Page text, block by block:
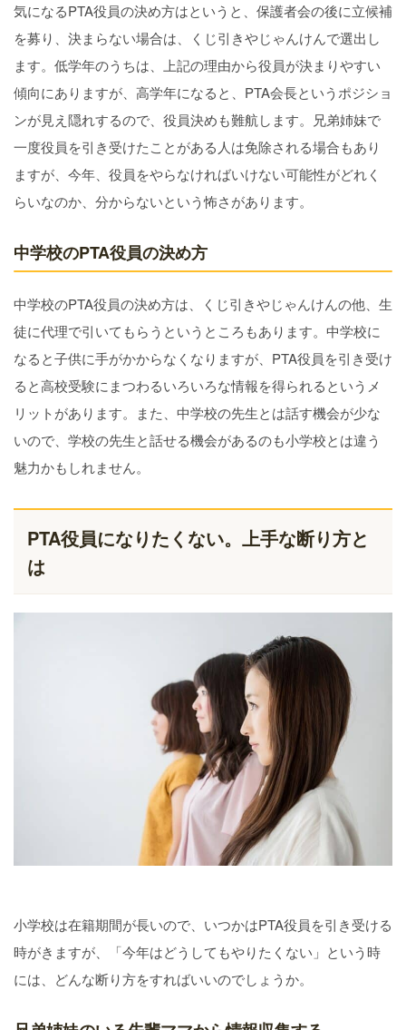
気になるPTA役員の決め方はというと、保護者会の後に立候補
を募り、決まらない場合は、くじ引きやじゃんけんで選出し
ます。低学年のうちは、上記の理由から役員が決まりやすい
傾向にありますが、高学年になると、PTA会長というポジショ
ンが見え隠れするので、役員決めも難航します。兄弟姉妹で
一度役員を引き受けたことがある人は免除される場合もあり
ますが、今年、役員をやらなければいけない可能性がどれく
らいなのか、分からないという怖さがあります。
中学校のPTA役員の決め方
中学校のPTA役員の決め方は、くじ引きやじゃんけんの他、生
徒に代理で引いてもらうというところもあります。中学校に
なると子供に手がかからなくなりますが、PTA役員を引き受け
ると高校受験にまつわるいろいろな情報を得られるというメ
リットがあります。また、中学校の先生とは話す機会が少な
いので、学校の先生と話せる機会があるのも小学校とは違う
魅力かもしれません。
PTA役員になりたくない。上手な断り方と
は
小学校は在籍期間が長いので、いつかはPTA役員を引き受ける
時がきますが、「今年はどうしてもやりたくない」という時
には、どんな断り方をすればいいのでしょうか。